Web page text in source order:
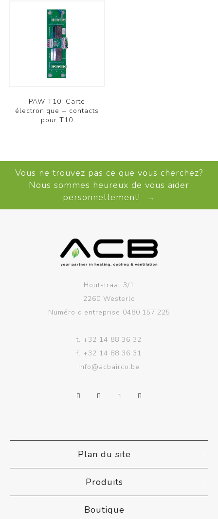
PAW-T10: Carte
électronique + contacts
pour T10
Vous ne trouvez pas ce que vous cherchez?
Nous sommes heureux de vous aider
personnellement! →
Houtstraat 3/1
2260 Westerlo
Numéro d'entreprise 0480.157.225
t. +32 14 88 36 32
f. +32 14 88 36 31
info@acbairco.be
Plan du site
Produits
Boutique